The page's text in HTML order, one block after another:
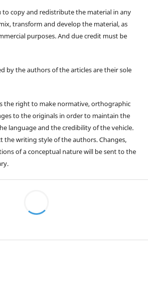
to copy and redistribute the material in any
transform and develop the material, as
purposes. And due credit must be
by the authors of the articles are their sole
the right to make normative, orthographic
to the originals in order to maintain the
language and the credibility of the vehicle.
the writing style of the authors. Changes,
of a conceptual nature will be sent to the